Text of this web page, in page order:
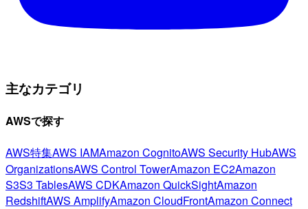
主なカテゴリ
AWSで探す
AWS特集AWS IAMAmazon CognitoAWS Security HubAWS
OrganizationsAWS Control TowerAmazon EC2Amazon
S3S3 TablesAWS CDKAmazon QuickSightAmazon
RedshiftAWS AmplifyAmazon CloudFrontAmazon Connect